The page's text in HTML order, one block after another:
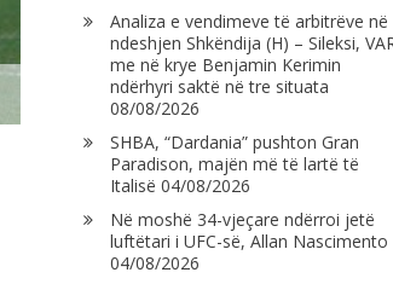
Analiza e vendimeve të arbitrëve në
ndeshjen Shkëndija (H) – Sileksi,
me në krye Benjamin Kerimin
ndërhyri saktë në tre situata
08/08/2026
SHBA, “Dardania” pushton Gran
Paradison, majën më të lartë të
Italisë 04/08/2026
Në moshë 34-vjeçare ndërroi jetë
luftëtari i UFC-së, Allan Nascimento
04/08/2026